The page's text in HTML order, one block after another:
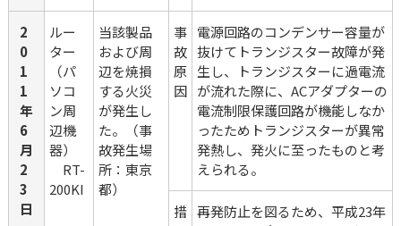
2
0
1
1
年
6
月
2
3
日
ルー
ター
（パ
ソコ
ン周
辺機
器）
RT-
200KI
当該製品
および周
辺を焼損
する火災
が発生し
た。（事
故発生場
所：東京
都）
事
故
原
因
電源回路のコンデンサー容量が
抜けてトランジスター故障が発
生し、トランジスターに過電流
が流れた際に、ACアダプターの
電流制限保護回路が機能しなか
ったためトランジスターが異常
発熱し、発火に至ったものと考
えられる。
措 再発防止を図るため、平成23年